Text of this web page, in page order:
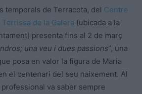
temporals de Terracota, del Centre
de la Galera (ubicada a la
presenta fins al 2 de març
una veu i dues passions”, una
posa en valor la figura de Maria
el centenari del seu naixement. Al
va saber sempre